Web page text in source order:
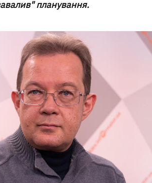
планування.